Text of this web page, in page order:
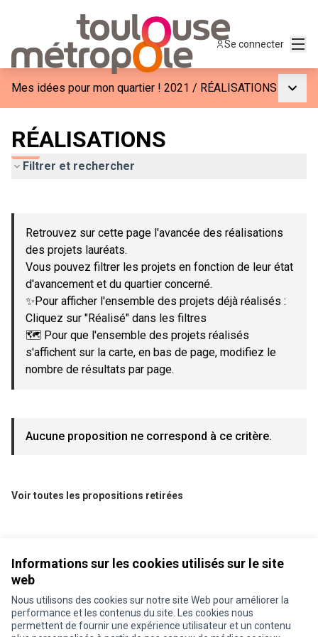
Informations sur les cookies utilisés sur le site
web
Nous utilisons des cookies sur notre site Web pour améliorer la
performance et les contenus du site. Les cookies nous
permettent de fournir une expérience utilisateur et un contenu
Se connecter
Mes idées pour mon quartier ! 2021 / RÉALISATIONS
RÉALISATIONS
Filtrer et rechercher
−
Retrouvez sur cette page l'avancée des réalisations
des projets lauréats.
Vous pouvez filtrer les projets en fonction de leur état
d'avancement et du quartier concerné.
✨Pour afficher l'ensemble des projets déjà réalisés :
Cliquez sur "Réalisé" dans les filtres
🗺️ Pour que l'ensemble des projets réalisés
s'affichent sur la carte, en bas de page, modifiez le
nombre de résultats par page.
Aucune proposition ne correspond à ce critère.
Voir toutes les propositions retirées